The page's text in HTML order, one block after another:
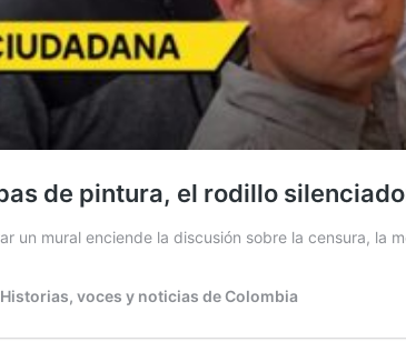
de pintura, el rodillo
un mural enciende la discusión sobre la censura, la
voces y noticias de Colombia